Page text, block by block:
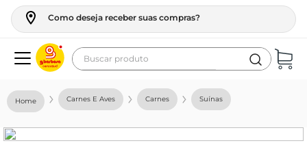
Como deseja receber suas compras?
Buscar produto
Carnes E Aves Carnes Suínas
geladeira